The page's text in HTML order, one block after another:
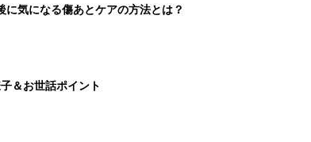
気になる傷あとケアの方法とは？
＆お世話ポイント